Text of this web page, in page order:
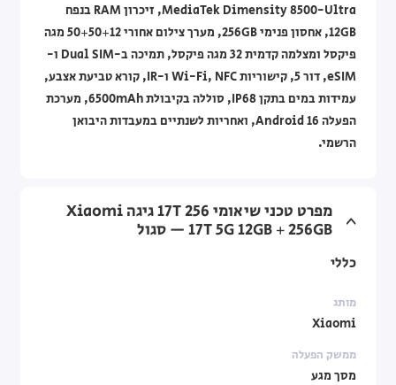
MediaTek Dimensity 8500-Ultra, זיכרון RAM בנפח
12GB, אחסון פנימי 256GB, מערך צילום אחורי 50+50+12 מגה
פיקסל ומצלמה קדמית 32 מגה פיקסל, תמיכה ב-Dual SIM ו-
eSIM, דור 5, קישוריות Wi-Fi, NFC ו-IR, קורא טביעת אצבע,
עמידות במים בתקן IP68, סוללה בקיבולת 6500mAh, מערכת
הפעלה Android 16, ואחריות לשנתיים במעבדות היבואן
הרשמי.
מפרט טכני שיאומי 17T 256 גיגה Xiaomi
17T 5G 12GB + 256GB — סגול
כללי
מותג
Xiaomi
ממשק הפעלה
מסך מגע